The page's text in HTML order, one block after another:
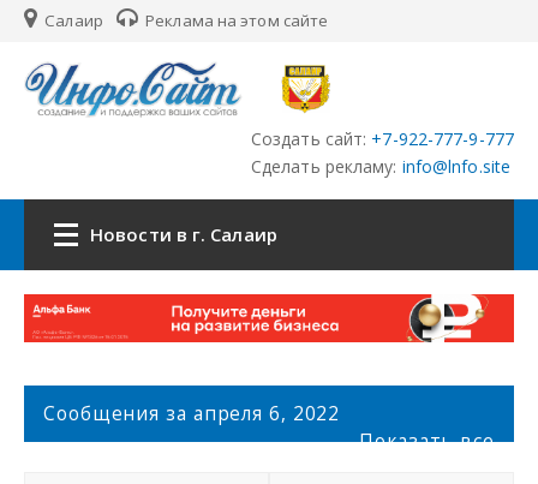
Салаир Реклама на этом сайте
Создать сайт: +7-922-777-9-777
Сделать рекламу: info@lnfo.site
Новости в г. Салаир
Главная
Сайты
Сообщения за апреля 6, 2022
Показать все